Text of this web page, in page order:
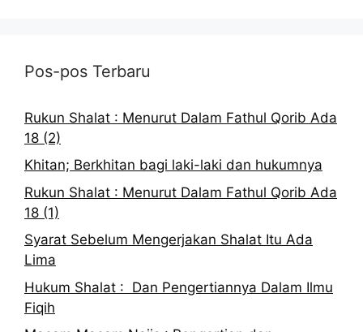
Pos-pos Terbaru
Rukun Shalat : Menurut Dalam Fathul Qorib Ada
18 (2)
Khitan; Berkhitan bagi laki-laki dan hukumnya
Rukun Shalat : Menurut Dalam Fathul Qorib Ada
18 (1)
Syarat Sebelum Mengerjakan Shalat Itu Ada
Lima
Hukum Shalat : Dan Pengertiannya Dalam Ilmu
Fiqih